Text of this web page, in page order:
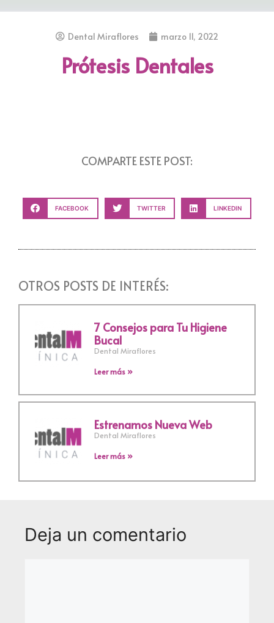
Dental Miraflores marzo 11, 2022
Prótesis Dentales
COMPARTE ESTE POST:
FACEBOOK TWITTER LINKEDIN
OTROS POSTS DE INTERÉS:
7 Consejos para Tu Higiene
Bucal
Dental Miraflores
Leer más »
Estrenamos Nueva Web
Dental Miraflores
Leer más »
Deja un comentario